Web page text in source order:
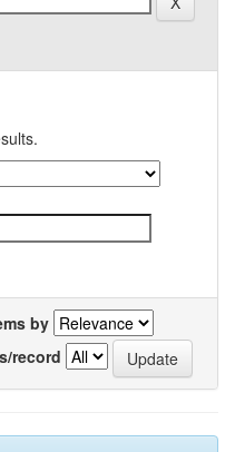
by
record